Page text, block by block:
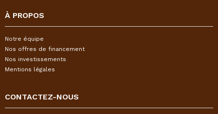
À PROPOS
Notre équipe
Nos offres de financement
Nos investissements
Mentions légales
CONTACTEZ-NOUS